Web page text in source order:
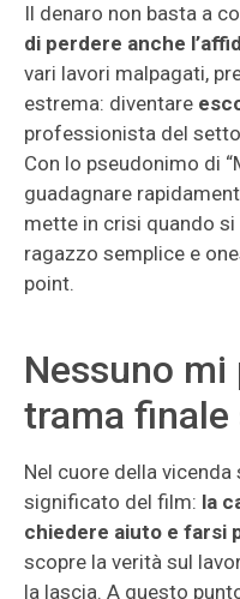
Il denaro non basta a
di perdere anche
vari lavori malpagati,
estrema: diventare
professionista del
Con lo pseudonimo di
guadagnare
mette in crisi quando si
ragazzo semplice e
point.
Nessuno
trama finale
Nel cuore della
significato del film: la
chiedere aiuto e farsi
scopre la verità sul
la lascia. A questo